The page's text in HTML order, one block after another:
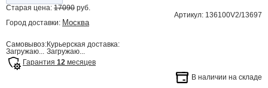
Старая цена: 17090 руб.
Артикул: 136100V2/13697
Город доставки: Москва
Самовывоз:
Загружаю...
Курьерская доставка:
Загружаю...
Гарантия 12 месяцев
В наличии на складе